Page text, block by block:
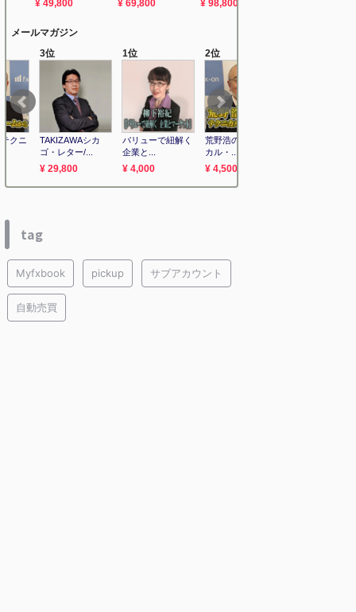
tag
Myfxbook pickup サブアカウント
自動売買